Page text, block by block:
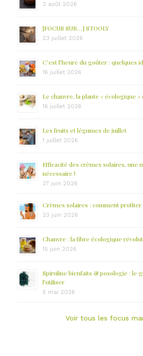
2 août 2026
[FOCUS SUR…] STOOLY
23 juillet 2026
C’est l’heure du goûter : quelques
16 juillet 2026
Le chanvre, la plante « écologique »
16 juillet 2026
Les fruits et légumes de juillet
1 juillet 2026
Efficacité des crèmes solaires, une
nécessaire !
27 juin 2026
Crèmes solaires : comment profiter
23 juin 2026
Chanvre : la fibre écologique
15 juin 2026
Spiruline bienfaits & posologie : le
l’utiliser
5 mai 2026
Voir tous les focus